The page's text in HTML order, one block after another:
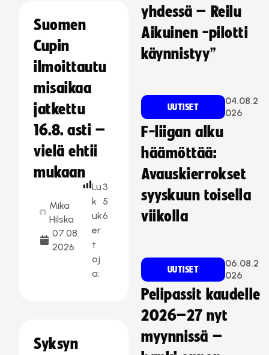
Suomen
Cupin
ilmoittautu
misaikaa
jatkettu
16.8. asti –
vielä ehtii
mukaan
Mika
Hilska
07.08.
2026
Lu
k
uk
er
t
oj
a:
3
5
6
Syksyn
yhdessä – Reilu
Aikuinen -pilotti
käynnistyy”
UUTISET
04.08.2
026
F-liigan alku
häämöttää:
Avauskierrokset
syyskuun toisella
viikolla
UUTISET
06.08.2
026
Pelipassit kaudelle
2026–27 nyt
myynnissä –